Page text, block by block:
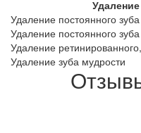
Удаление постоянного
Удаление постоянного
Удаление
Удаление зуба мудрости